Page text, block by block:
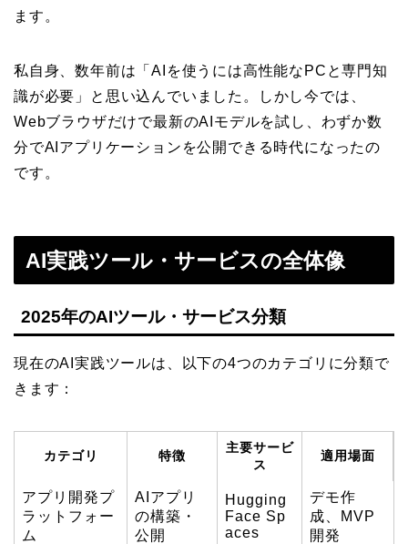
ます。
私自身、数年前は「AIを使うには高性能なPCと専門知
識が必要」と思い込んでいました。しかし今では、
Webブラウザだけで最新のAIモデルを試し、わずか数
分でAIアプリケーションを公開できる時代になったの
です。
AI実践ツール・サービスの全体像
2025年のAIツール・サービス分類
現在のAI実践ツールは、以下の4つのカテゴリに分類で
きます：
カテゴリ 特徴
主要サービ
ス
適用場面
アプリ開発プ
ラットフォー
ム
AIアプリ
の構築・
公開
Hugging
Face Sp
aces
デモ作
成、MVP
開発